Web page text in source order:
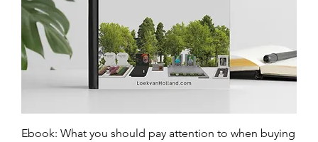
Ebook: What you should pay attention to when buying